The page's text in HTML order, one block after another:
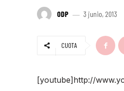
ODP 3 junio, 2013
CUOTA
[youtube]http://